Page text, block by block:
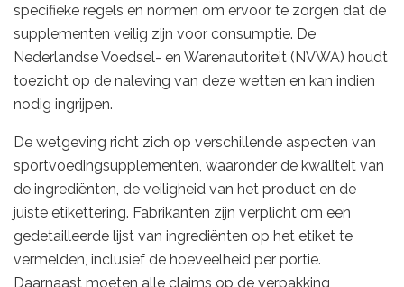
specifieke regels en normen om ervoor te zorgen dat de
supplementen veilig zijn voor consumptie. De
Nederlandse Voedsel- en Warenautoriteit (NVWA) houdt
toezicht op de naleving van deze wetten en kan indien
nodig ingrijpen.
De wetgeving richt zich op verschillende aspecten van
sportvoedingsupplementen, waaronder de kwaliteit van
de ingrediënten, de veiligheid van het product en de
juiste etikettering. Fabrikanten zijn verplicht om een
gedetailleerde lijst van ingrediënten op het etiket te
vermelden, inclusief de hoeveelheid per portie.
Daarnaast moeten alle claims op de verpakking